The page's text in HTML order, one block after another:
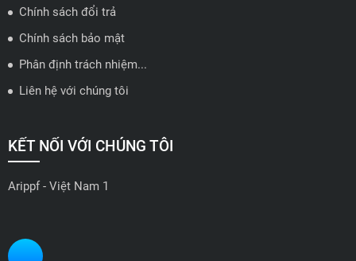
🔰 Địa chỉ: 78-80 Vũ Tông Phan, P.An Phú, TP Thủ Đức, TP HCM
📍 Hotline: 0938584113
🗺️Xem trên bản đồ
ĐẠI LÝ THỦ ĐỨC - TB AUTO
🔰 Địa chỉ: 482 Đ. Lê Văn Việt, Tăng Nhơn Phú A, Thủ Đức,
Thành phố Hồ Chí Minh
🗺️Xem trên bản đồ
Chính sách đổi trả
Chính sách bảo mật
Phân định trách nhiệm...
Liên hệ với chúng tôi
KẾT NỐI VỚI CHÚNG TÔI
Arippf - Việt Nam 1